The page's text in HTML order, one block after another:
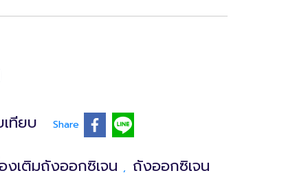
เทียบ Share
งเติมถังออกซิเจน , ถังออกซิเจน